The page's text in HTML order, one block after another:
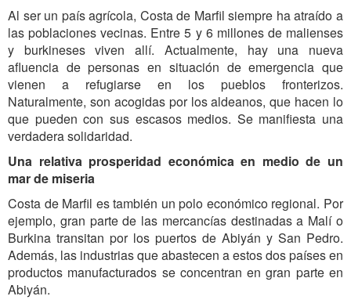
Al ser un país agrícola, Costa de Marfil siempre ha atraído a
las poblaciones vecinas. Entre 5 y 6 millones de malienses
y burkineses viven allí. Actualmente, hay una nueva
afluencia de personas en situación de emergencia que
vienen a refugiarse en los pueblos fronterizos.
Naturalmente, son acogidas por los aldeanos, que hacen lo
que pueden con sus escasos medios. Se manifiesta una
verdadera solidaridad.
Una relativa prosperidad económica en medio de un
mar de miseria
Costa de Marfil es también un polo económico regional. Por
ejemplo, gran parte de las mercancías destinadas a Malí o
Burkina transitan por los puertos de Abiyán y San Pedro.
Además, las industrias que abastecen a estos dos países en
productos manufacturados se concentran en gran parte en
Abiyán.